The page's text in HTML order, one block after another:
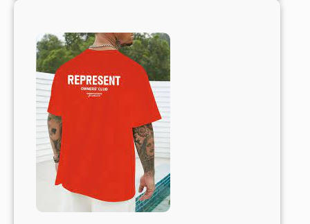
de
Laatste
Modestijlen
voor
aan